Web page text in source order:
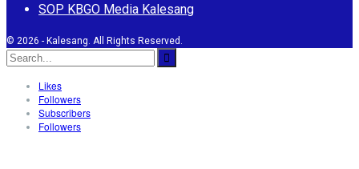
SOP KBGO Media Kalesang
© 2026 - Kalesang. All Rights Reserved.
Likes
Followers
Subscribers
Followers